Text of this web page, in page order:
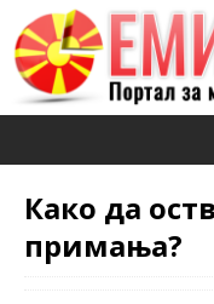
Како да
примања?